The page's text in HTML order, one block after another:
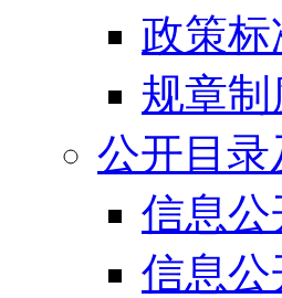
政策标
规章制
公开目录
信息
信息